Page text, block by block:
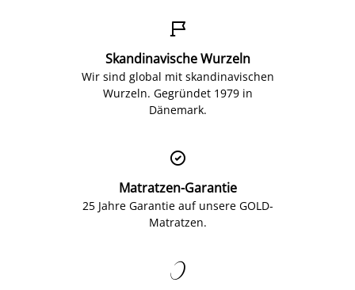

Skandinavische Wurzeln
Wir sind global mit skandinavischen
Wurzeln. Gegründet 1979 in
Dänemark.

Matratzen-Garantie
25 Jahre Garantie auf unsere GOLD-
Matratzen.
